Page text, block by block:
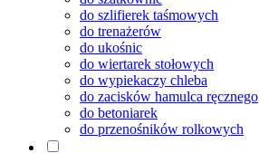
do szlifierek taśmowych
do trenażerów
do ukośnic
do wiertarek stołowych
do wypiekaczy chleba
do zacisków hamulca ręcznego
do betoniarek
do przenośników rolkowych